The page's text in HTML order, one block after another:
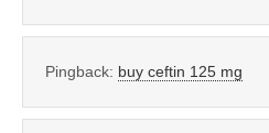
Pingback: buy ceftin 125 mg